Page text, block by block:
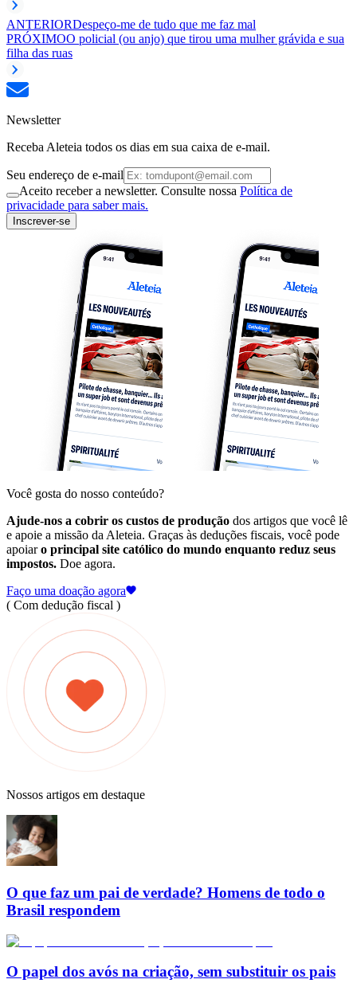
ANTERIORDespeço-me de tudo que me faz mal
PRÓXIMOO policial (ou anjo) que tirou uma mulher grávida e sua
filha das ruas
Newsletter
Receba Aleteia todos os dias em sua caixa de e-mail.
Seu endereço de e-mail
Aceito receber a newsletter. Consulte nossa Política de
privacidade para saber mais.
Inscrever-se
Você gosta do nosso conteúdo?
Ajude-nos a cobrir os custos de produção dos artigos que você lê
e apoie a missão da Aleteia. Graças às deduções fiscais, você pode
apoiaro principal site católico do mundo enquanto reduz seus
impostos. Doe agora.
Faço uma doação agora
( Com dedução fiscal )
Nossos artigos em destaque
O que faz um pai de verdade? Homens de todo o
Brasil respondem
O papel dos avós na criação, sem substituir os pais